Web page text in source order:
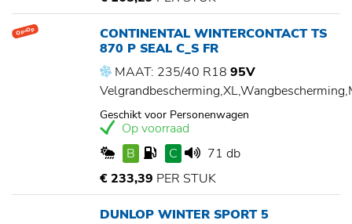
Op=Op
CONTINENTAL WINTERCONTACT TS
870 P SEAL C_S FR
MAAT: 235/40 R18 95V
Geschikt voor Personenwagen
Op voorraad
B
C
71 db
€ 233,39 PER STUK
DUNLOP WINTER SPORT 5